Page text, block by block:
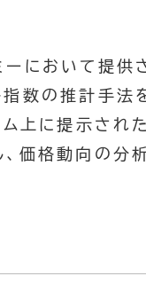
ーにおいて提
数の推計手法
ム上に提示さ
価格動向の分